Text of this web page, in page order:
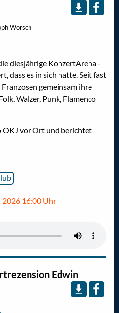
Worsch
diesjährige KonzertArena -
dass es in sich hatte. Seit fast
gemeinsam ihre
Walzer, Punk, Flamenco
OKJ vor Ort und berichtet
2026 16:00 Uhr
Edwin